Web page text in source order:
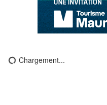
Chargement...